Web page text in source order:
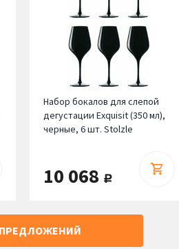
Набор бокалов для слепой
дегустации Exquisit (350 мл),
черные, 6 шт. Stolzle
10 068 руб.